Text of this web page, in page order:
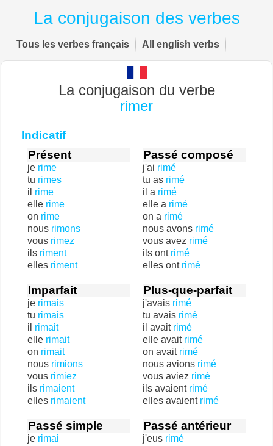
La conjugaison des verbes
Tous les verbes français All english verbs
La conjugaison du verbe
rimer
Indicatif
Présent
je rime
tu rimes
il rime
elle rime
on rime
nous rimons
vous rimez
ils riment
elles riment
Passé composé
j'ai rimé
tu as rimé
il a rimé
elle a rimé
on a rimé
nous avons rimé
vous avez rimé
ils ont rimé
elles ont rimé
Imparfait
je rimais
tu rimais
il rimait
elle rimait
on rimait
nous rimions
vous rimiez
ils rimaient
elles rimaient
Plus-que-parfait
j'avais rimé
tu avais rimé
il avait rimé
elle avait rimé
on avait rimé
nous avions rimé
vous aviez rimé
ils avaient rimé
elles avaient rimé
Passé simple
je rimai
Passé antérieur
j'eus rimé